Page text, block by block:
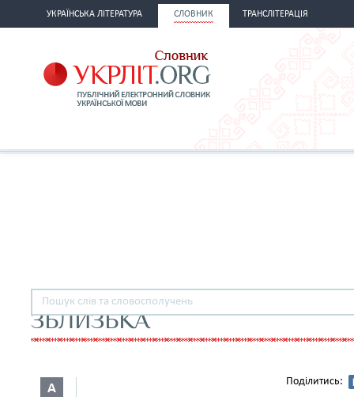
УКРАЇНСЬКА ЛІТЕРАТУРА СЛОВНИК ТРАНСЛІТЕРАЦІЯ
ЗБЛИЗЬКА
А Поділитись: